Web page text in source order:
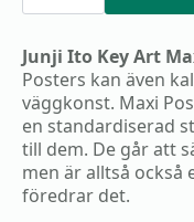
Art
Poster
mängd
Junji Ito Key Art
Posters kan även
väggkonst. Maxi
en standardiserad
till dem. De går att
men är alltså också
föredrar det.